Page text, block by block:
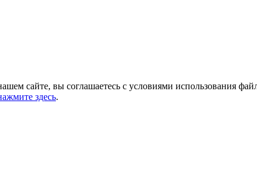
сайте, вы соглашаетесь с условиями использования
здесь.